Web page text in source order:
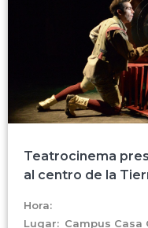
Teatrocinema
al centro de la
Hora:
Lugar: Campus Casa